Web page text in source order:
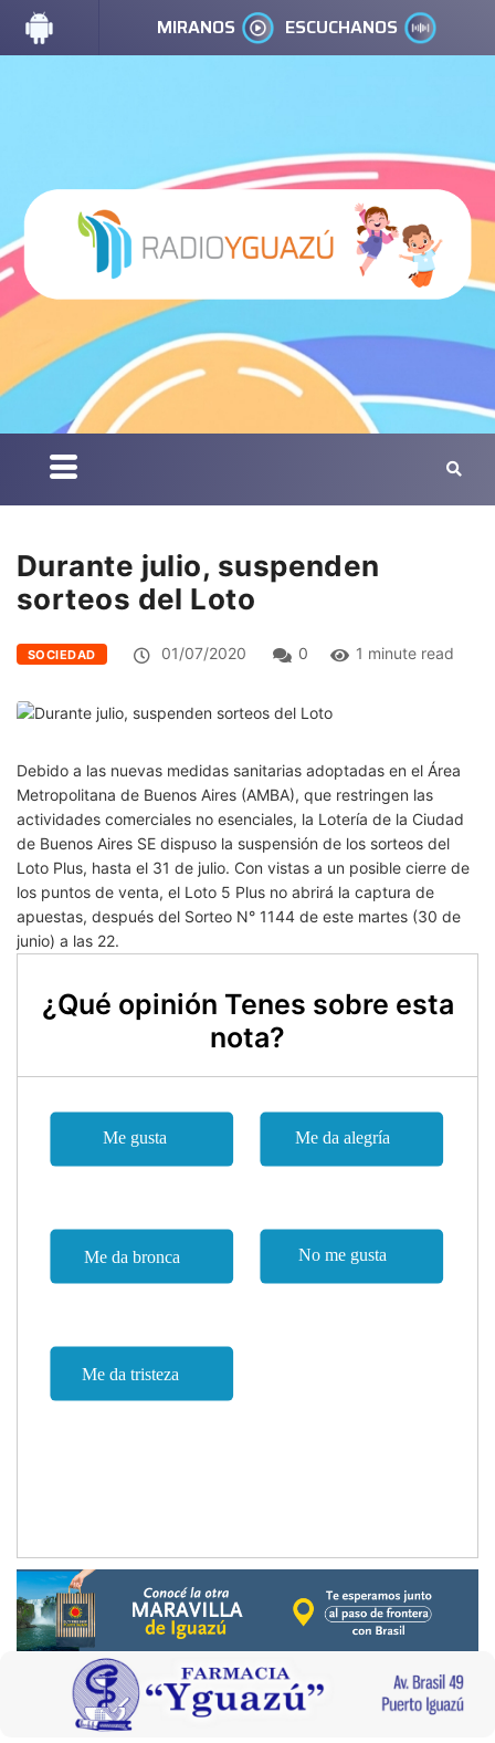
MIRANOS ESCUCHANOS
Durante julio, suspenden
sorteos del Loto
SOCIEDAD 01/07/2020 0 1 minute read
Debido a las nuevas medidas sanitarias adoptadas en el Área
Metropolitana de Buenos Aires (AMBA), que restringen las
actividades comerciales no esenciales, la Lotería de la Ciudad
de Buenos Aires SE dispuso la suspensión de los sorteos del
Loto Plus, hasta el 31 de julio. Con vistas a un posible cierre de
los puntos de venta, el Loto 5 Plus no abrirá la captura de
apuestas, después del Sorteo N° 1144 de este martes (30 de
junio) a las 22.
¿Qué opinión Tenes sobre esta
nota?